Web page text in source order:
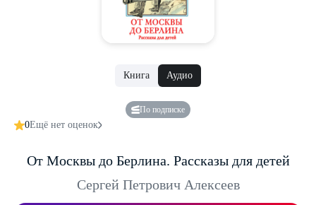
Книга Аудио
По подписке
0Ещё нет оценок
От Москвы до Берлина. Рассказы для детей
Сергей Петрович Алексеев